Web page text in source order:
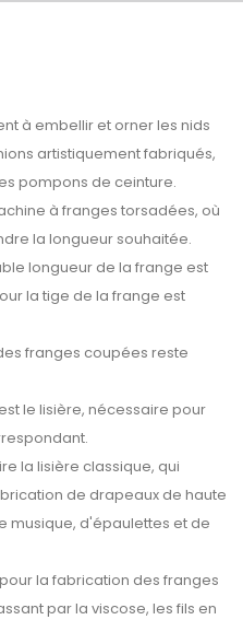
à embellir et orner les nids
artistiquement fabriqués,
pompons de ceinture.
à franges torsadées, où
la longueur souhaitée.
longueur de la frange est
la tige de la frange est
franges coupées reste
le lisière, nécessaire pour
la lisière classique, qui
de drapeaux de haute
musique, d'épaulettes et de
la fabrication des franges
par la viscose, les fils en